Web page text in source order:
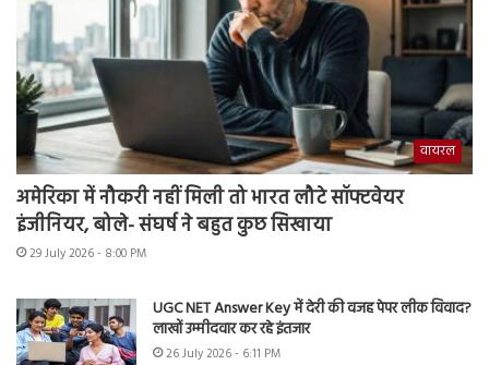
वायरल
अमेरिका में नौकरी नहीं मिली तो भारत लौटे सॉफ्टवेयर
इंजीनियर, बोले- संघर्ष ने बहुत कुछ सिखाया
29 July 2026 - 8:00 PM
UGC NET Answer Key में देरी की वजह पेपर लीक विवाद?
लाखों उम्मीदवार कर रहे इंतजार
26 July 2026 - 6:11 PM